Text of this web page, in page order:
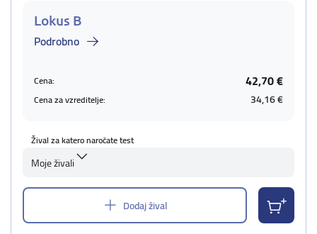
Lokus B
Podrobno
Cena: 42,70 €
Cena za vzreditelje: 34,16 €
Žival za katero naročate test
Moje živali
Dodaj žival